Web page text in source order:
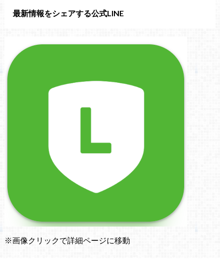
最新情報をシェアする公式LINE
※画像クリックで詳細ページに移動